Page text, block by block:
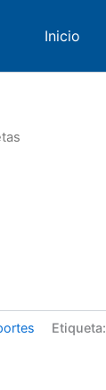
Inicio
Etiqueta: